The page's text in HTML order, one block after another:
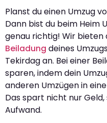
Planst du einen Umzug
Dann bist du beim Heim
genau richtig! Wir bieten
Beiladung deines
Tekirdag an. Bei einer
sparen, indem dein
anderen Umzügen in
Das spart nicht nur
Aufwand.